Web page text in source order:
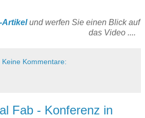
Artikelund werfen Sie einen Blick auf
das Video ....
Keine Kommentare:
Fab - Konferenz in